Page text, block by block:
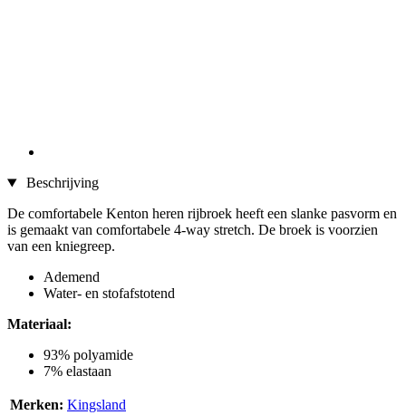
Beschrijving
De comfortabele Kenton heren rijbroek heeft een slanke pasvorm en
is gemaakt van comfortabele 4-way stretch. De broek is voorzien
van een kniegreep.
Ademend
Water- en stofafstotend
Materiaal:
93% polyamide
7% elastaan
Merken: Kingsland